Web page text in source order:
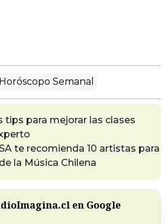
Horóscopo Semanal
tips para mejorar las clases
te recomienda 10 artistas para
la Música Chilena
en Google